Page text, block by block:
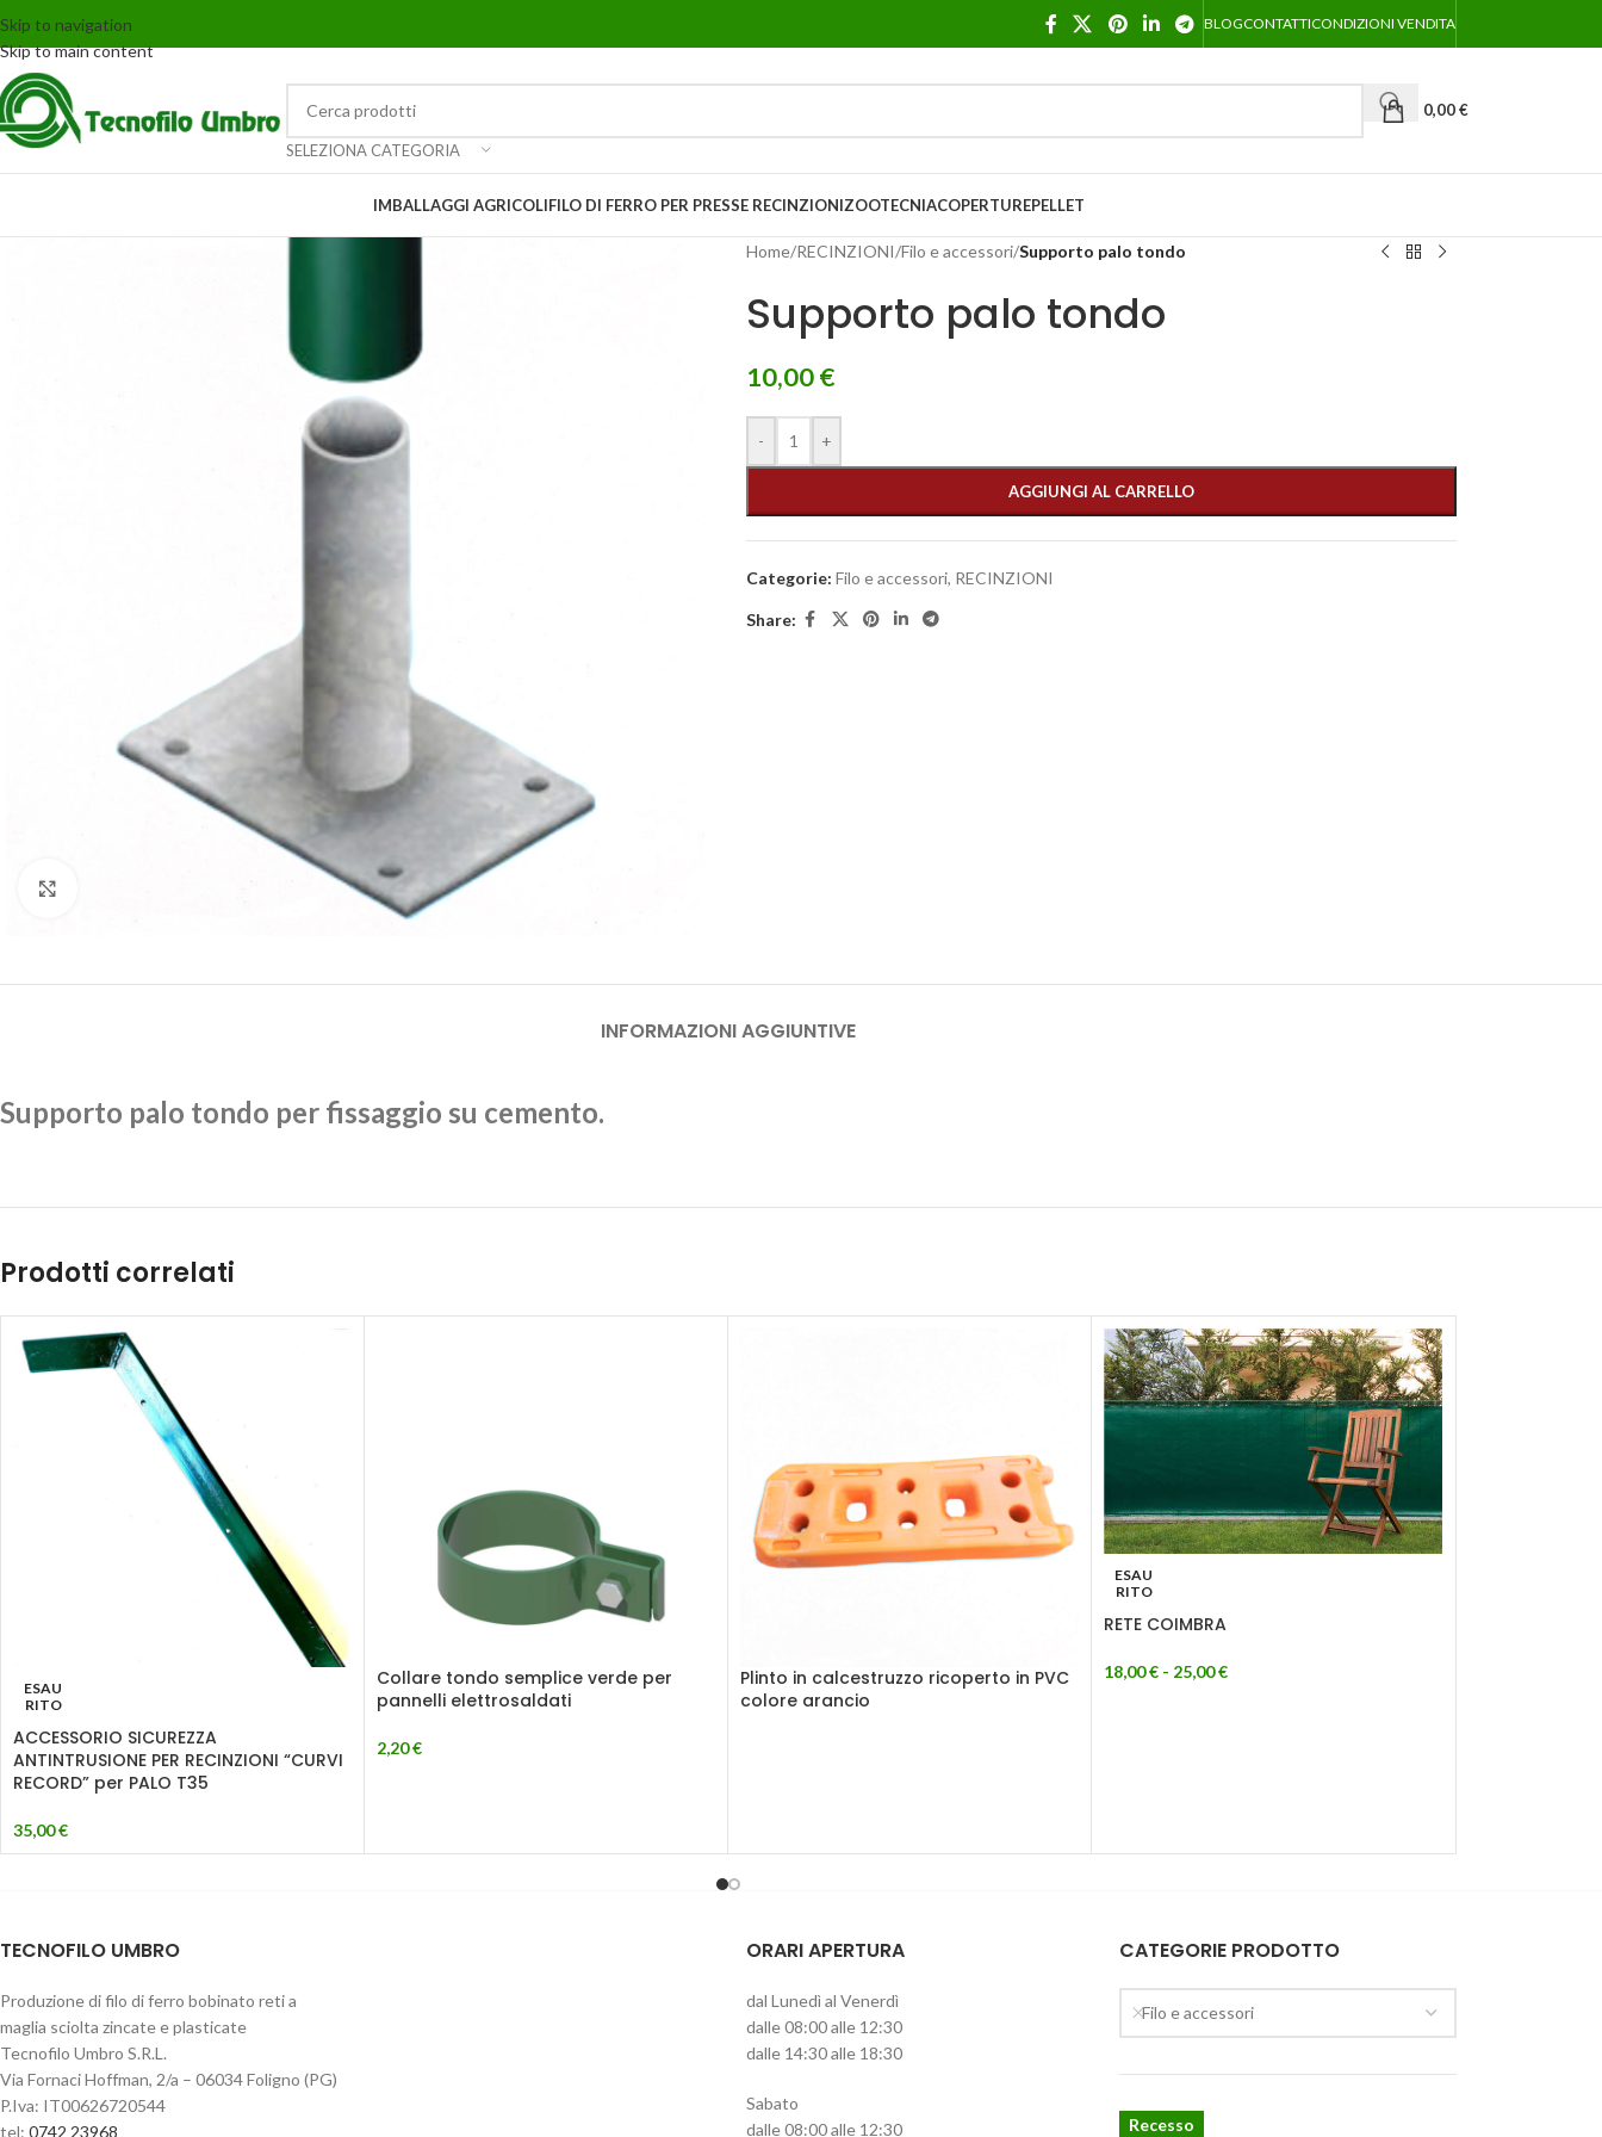
Skip to navigation
Skip to main content
BLOGCONTATTICONDIZIONI VENDITA
SELEZIONA CATEGORIA
0,00€
IMBALLAGGI AGRICOLIFILO DI FERRO PER PRESSE RECINZIONIZOOTECNIACOPERTUREPELLET
Home/RECINZIONI/Filo e accessori/Supporto palo tondo
Supporto palo tondo
10,00€
- +
AGGIUNGI AL CARRELLO
Categorie: Filo e accessori, RECINZIONI
Share:
INFORMAZIONI AGGIUNTIVE
Supporto palo tondo per fissaggio su cemento.
Prodotti correlati
ESAU
RITO
ACCESSORIO SICUREZZA
ANTINTRUSIONE PER RECINZIONI “CURVI
RECORD” per PALO T35
35,00€
Collare tondo semplice verde per
pannelli elettrosaldati
2,20€
Plinto in calcestruzzo ricoperto in PVC
colore arancio
ESAU
RITO
RETE COIMBRA
18,00€ - 25,00€
TECNOFILO UMBRO
Produzione di filo di ferro bobinato reti a
maglia sciolta zincate e plasticate
Tecnofilo Umbro S.R.L.
Via Fornaci Hoffman, 2/a – 06034 Foligno (PG)
P.Iva: IT00626720544
tel: 0742 23968
ORARI APERTURA
dal Lunedì al Venerdì
dalle 08:00 alle 12:30
dalle 14:30 alle 18:30
Sabato
dalle 08:00 alle 12:30
CATEGORIE PRODOTTO
Filo e accessori
Recesso